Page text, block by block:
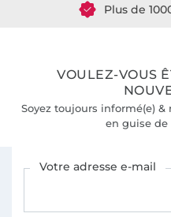
VOULEZ-VOUS
Soyez toujours informé(e) &
en guise de
Votre adresse e-mail